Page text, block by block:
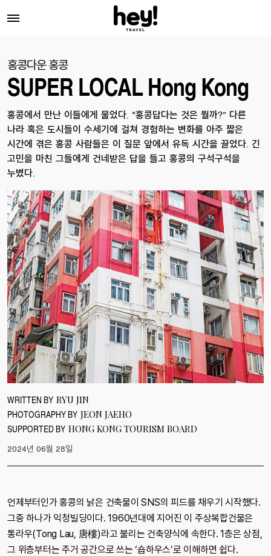
홍콩다운 홍콩
SUPER LOCAL Hong Kong
홍콩에서 만난 이들에게 물었다. “홍콩답다는 것은 뭘까?” 다른
나라 혹은 도시들이 수세기에 걸쳐 경험하는 변화를 아주 짧은
시간에 겪은 홍콩 사람들은 이 질문 앞에서 유독 시간을 끌었다. 긴
고민을 마친 그들에게 건네받은 답을 들고 홍콩의 구석구석을
누볐다.
WRITTEN BY RYU JIN
PHOTOGRAPHY BY JEON JAEHO
SUPPORTED BY HONG KONG TOURISM BOARD
2024년 06월 28일
언제부터인가 홍콩의 낡은 건축물이 SNS의 피드를 채우기 시작했다.
그중 하나가 익청빌딩이다. 1960년대에 지어진 이 주상복합건물은
통라우(Tong Lau, 唐樓)라고 불리는 건축양식에 속한다. 1층은 상점,
그 위층부터는 주거 공간으로 쓰는 ‘숍하우스’로 이해하면 쉽다.